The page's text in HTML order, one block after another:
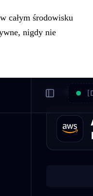
całym środowisku
nigdy nie